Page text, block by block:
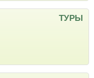
ТУРЫ